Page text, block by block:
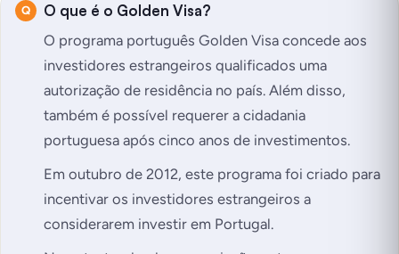
O que é o Golden Visa?
O programa português Golden Visa concede aos
investidores estrangeiros qualificados uma
autorização de residência no país. Além disso,
também é possível requerer a cidadania
portuguesa após cinco anos de investimentos.
Em outubro de 2012, este programa foi criado para
incentivar os investidores estrangeiros a
considerarem investir em Portugal.